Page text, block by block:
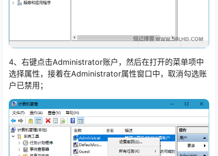
4、右键点击Administrator账户，然后在打开的菜单项中
选择属性，接着在Administrator属性窗口中，取消勾选账
户已禁用；